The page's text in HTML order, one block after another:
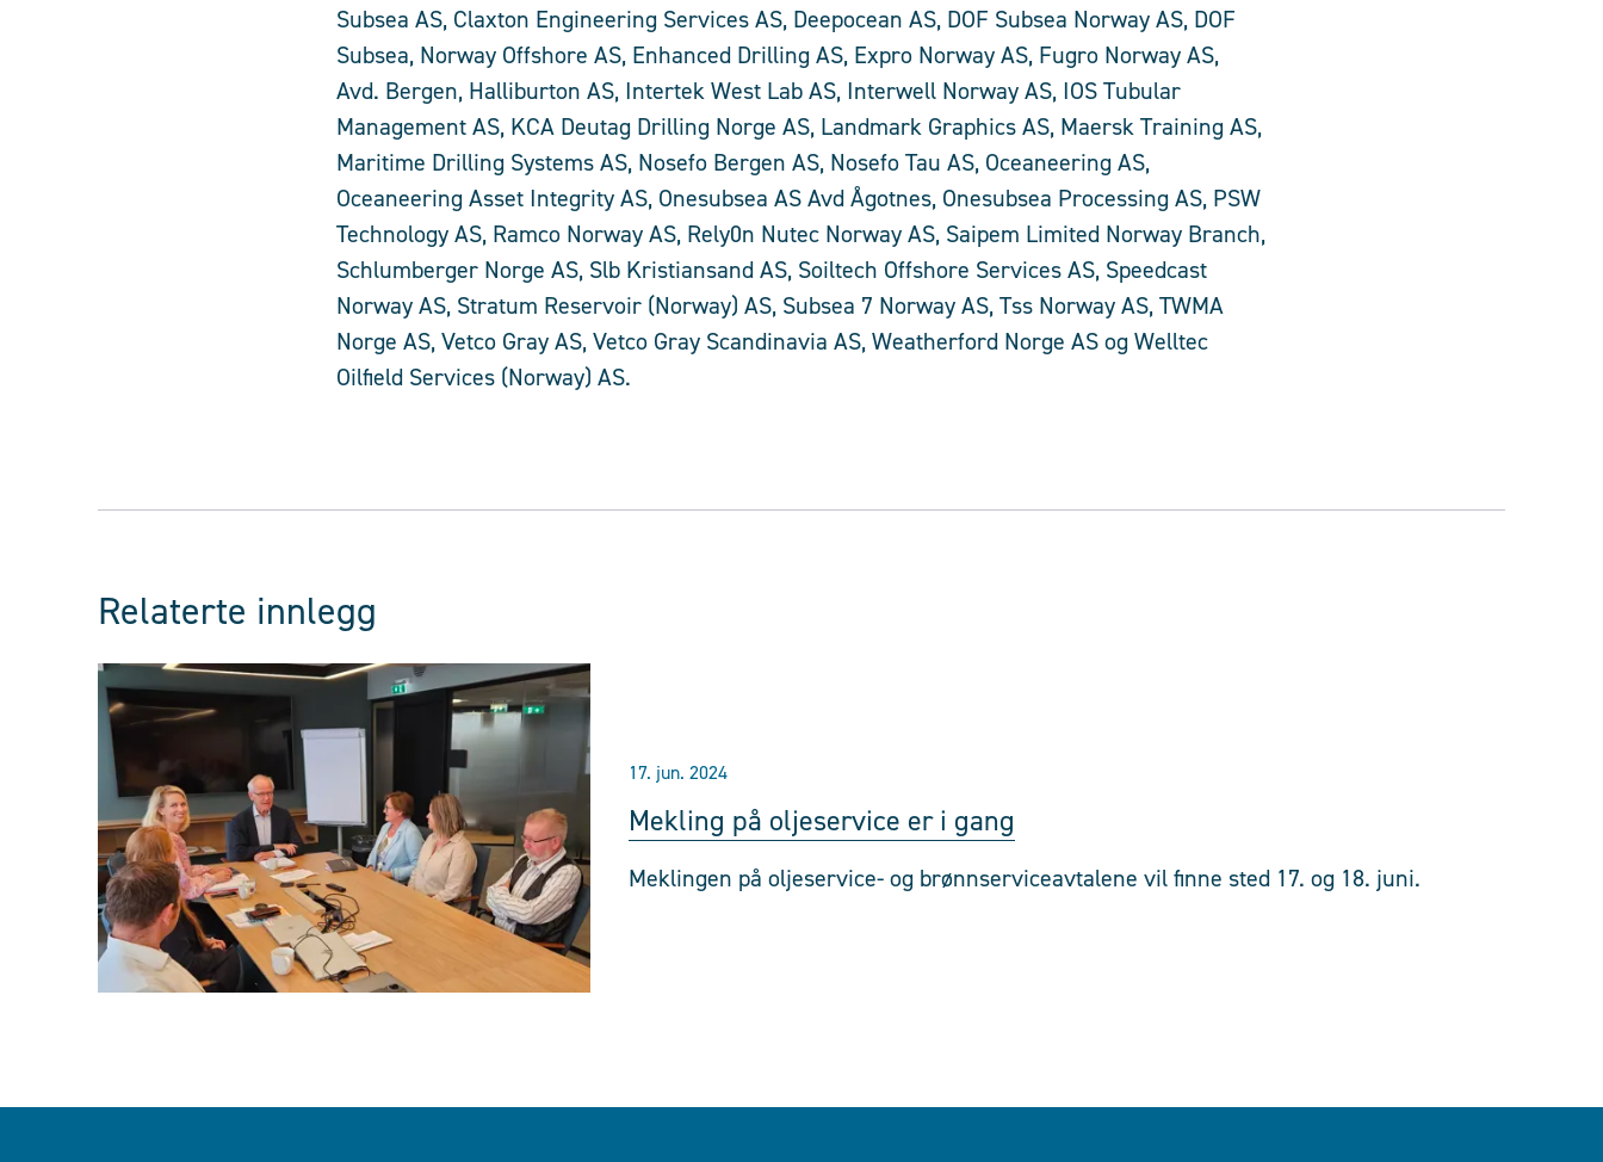
Subsea AS, Claxton Engineering Services AS, Deepocean AS, DOF Subsea Norway AS, DOF
Subsea, Norway Offshore AS, Enhanced Drilling AS, Expro Norway AS, Fugro Norway AS,
Avd. Bergen, Halliburton AS, Intertek West Lab AS, Interwell Norway AS, IOS Tubular
Management AS, KCA Deutag Drilling Norge AS, Landmark Graphics AS, Maersk Training AS,
Maritime Drilling Systems AS, Nosefo Bergen AS, Nosefo Tau AS, Oceaneering AS,
Oceaneering Asset Integrity AS, Onesubsea AS Avd Ågotnes, Onesubsea Processing AS, PSW
Technology AS, Ramco Norway AS, Rely0n Nutec Norway AS, Saipem Limited Norway Branch,
Schlumberger Norge AS, Slb Kristiansand AS, Soiltech Offshore Services AS, Speedcast
Norway AS, Stratum Reservoir (Norway) AS, Subsea 7 Norway AS, Tss Norway AS, TWMA
Norge AS, Vetco Gray AS, Vetco Gray Scandinavia AS, Weatherford Norge AS og Welltec
Oilfield Services (Norway) AS.
Relaterte innlegg
17. jun. 2024
Mekling på oljeservice er i gang
Meklingen på oljeservice- og brønnserviceavtalene vil finne sted 17. og 18. juni.